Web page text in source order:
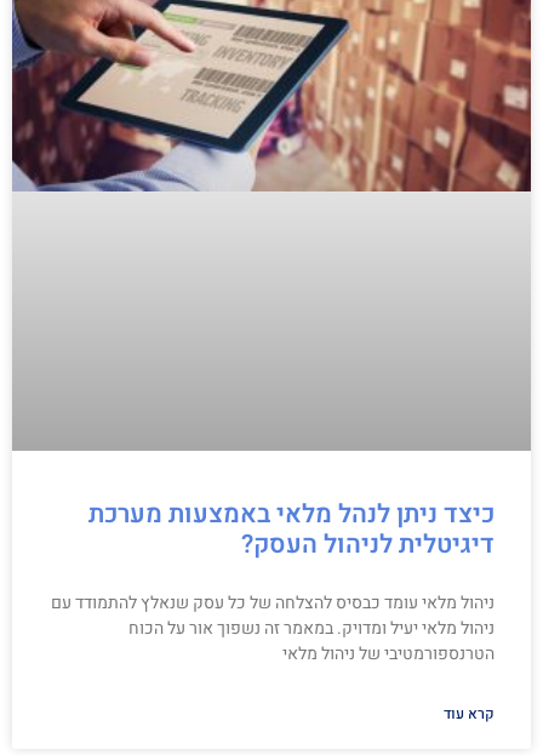
כיצד ניתן לנהל מלאי באמצעות מערכת
דיגיטלית לניהול העסק?
ניהול מלאי עומד כבסיס להצלחה של כל עסק שנאלץ להתמודד עם
ניהול מלאי יעיל ומדויק. במאמר זה נשפוך אור על הכוח
הטרנספורמטיבי של ניהול מלאי
קרא עוד